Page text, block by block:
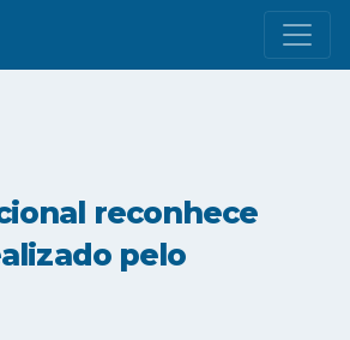
reconhece
pelo